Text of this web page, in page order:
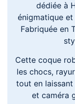
dédiée à
énigmatique
Fabriquée en
Cette coque
les chocs,
tout en
et caméra